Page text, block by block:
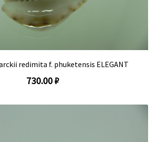
redimita f. phuketensis ELEGANT
730.00 ₽